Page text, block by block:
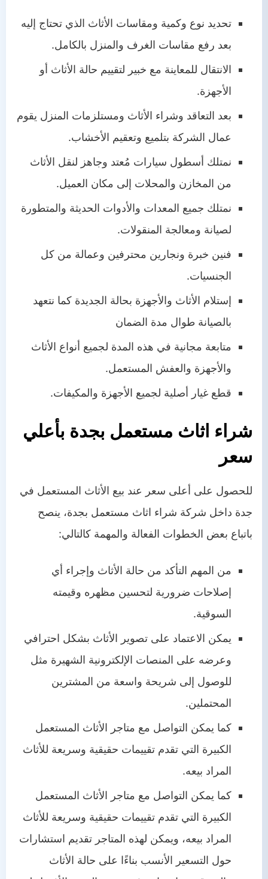
تحديد نوع وكمية ومقاسات الأثاث الذي تحتاج إليه
بعد رفع مقاسات الغرف والمنزل بالكامل.
الانتقال للمعاينة مع خبير لتقييم حالة الأثاث أو
الأجهزة.
بعد التعاقد وشراء الأثاث ومستلزمات المنزل يقوم
عمال الشركة بتلميع وتعقيم الأخشاب.
نمتلك أسطول سيارات مُعتد وجاهز لنقل الأثاث
من المخازن والمحلات إلى مكان العميل.
نمتلك جميع المعدات والأدوات الحديثة والمتطورة
لصيانة ومعالجة المنقولات.
فنين خبرة ونجارين محترفين وعمالة من كل
الجنسيات.
إستلام الأثاث والأجهزة بحالة الجديدة كما نتعهد
بالصيانة طوال مدة الضمان
متابعة مجانية في هذه المدة لجميع أنواع الأثاث
والأجهزة والعفش المستعمل.
قطع غيار أصلية لجميع الأجهزة والمكيفات.
شراء اثاث مستعمل بجدة بأعلي
سعر
للحصول على أعلى سعر عند بيع الأثاث المستعمل في
جدة داخل شركة شراء اثاث مستعمل بجدة، ينصح
باتباع بعض الخطوات الفعالة والمهمة كالتالي:
من المهم التأكد من حالة الأثاث وإجراء أي
إصلاحات ضرورية لتحسين مظهره وقيمته
السوقية.
يمكن الاعتماد على تصوير الأثاث بشكل احترافي
وعرضه على المنصات الإلكترونية الشهيرة مثل
للوصول إلى شريحة واسعة من المشترين
المحتملين.
كما يمكن التواصل مع متاجر الأثاث المستعمل
الكبيرة التي تقدم تقييمات حقيقية وسريعة للأثاث
المراد بيعه.
كما يمكن التواصل مع متاجر الأثاث المستعمل
الكبيرة التي تقدم تقييمات حقيقية وسريعة للأثاث
المراد بيعه، ويمكن لهذه المتاجر تقديم استشارات
حول التسعير الأنسب بناءًا على حالة الأثاث